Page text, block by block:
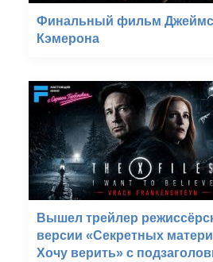
Финальный фильм
Кэмерона
Вышел трейлер
версии «Секретных
Хочу верить» с